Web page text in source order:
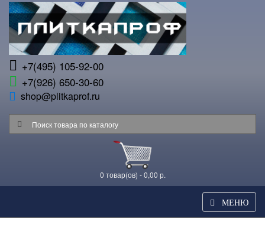
+7(495) 105-92-00
+7(926) 650-30-60
shop@plitkaprof.ru
0 товар(ов) - 0,00 р.
МЕНЮ